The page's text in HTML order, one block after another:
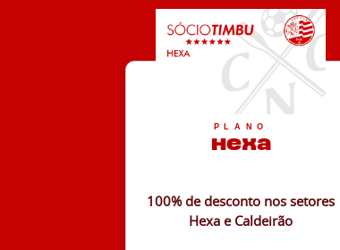
PLANO
Hexa
100% de desconto nos setores
Hexa e Caldeirão